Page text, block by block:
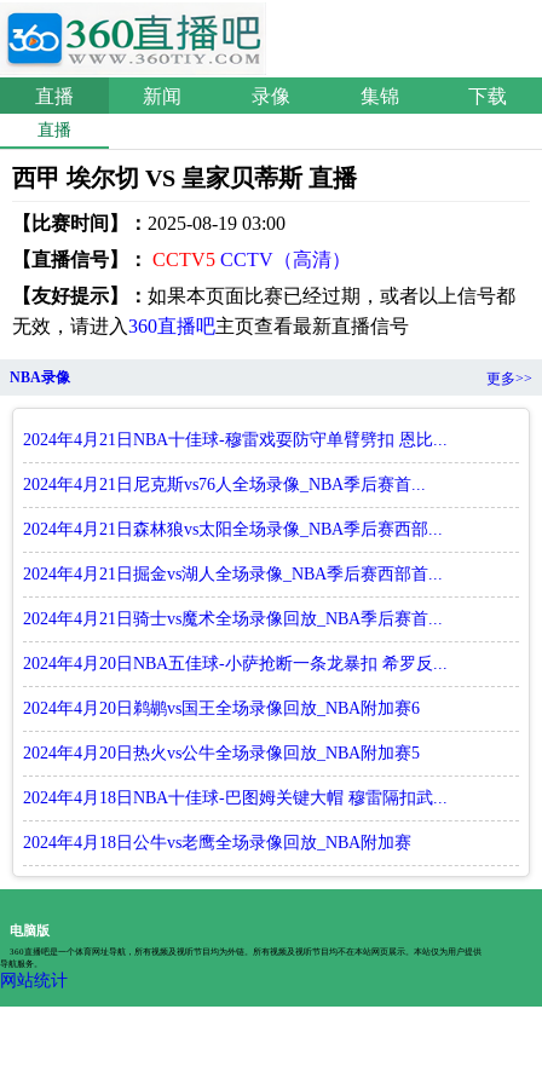
直播 新闻 录像 集锦 下载
直播
西甲 埃尔切 VS 皇家贝蒂斯 直播
【比赛时间】： 2025-08-19 03:00
【直播信号】： CCTV5 CCTV（高清）
【友好提示】： 如果本页面比赛已经过期，或者以上信号都
无效，请进入360直播吧主页查看最新直播信号
NBA录像 更多>>
2024年4月21日NBA十佳球-穆雷戏耍防守单臂劈扣 恩比...
2024年4月21日尼克斯vs76人全场录像_NBA季后赛首...
2024年4月21日森林狼vs太阳全场录像_NBA季后赛西部...
2024年4月21日掘金vs湖人全场录像_NBA季后赛西部首...
2024年4月21日骑士vs魔术全场录像回放_NBA季后赛首...
2024年4月20日NBA五佳球-小萨抢断一条龙暴扣 希罗反...
2024年4月20日鹈鹕vs国王全场录像回放_NBA附加赛6
2024年4月20日热火vs公牛全场录像回放_NBA附加赛5
2024年4月18日NBA十佳球-巴图姆关键大帽 穆雷隔扣武...
2024年4月18日公牛vs老鹰全场录像回放_NBA附加赛
电脑版
360直播吧是一个体育网址导航，所有视频及视听节目均为外链。所有视频及视听节目均不在本站网页展示。本站仅为用户提供
导航服务。
网站统计